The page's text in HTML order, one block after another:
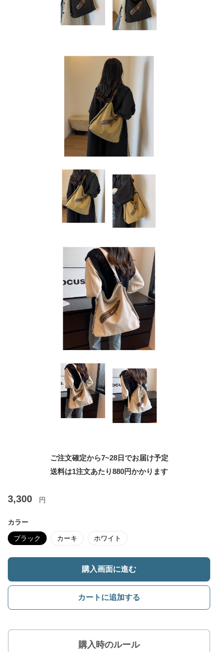
ご注文確定から7~28日でお届け予定
送料は1注文あたり880円かかります
3,300 円
カラー
ブラック カーキ ホワイト
購入画面に進む
カートに追加する
購入時のルール